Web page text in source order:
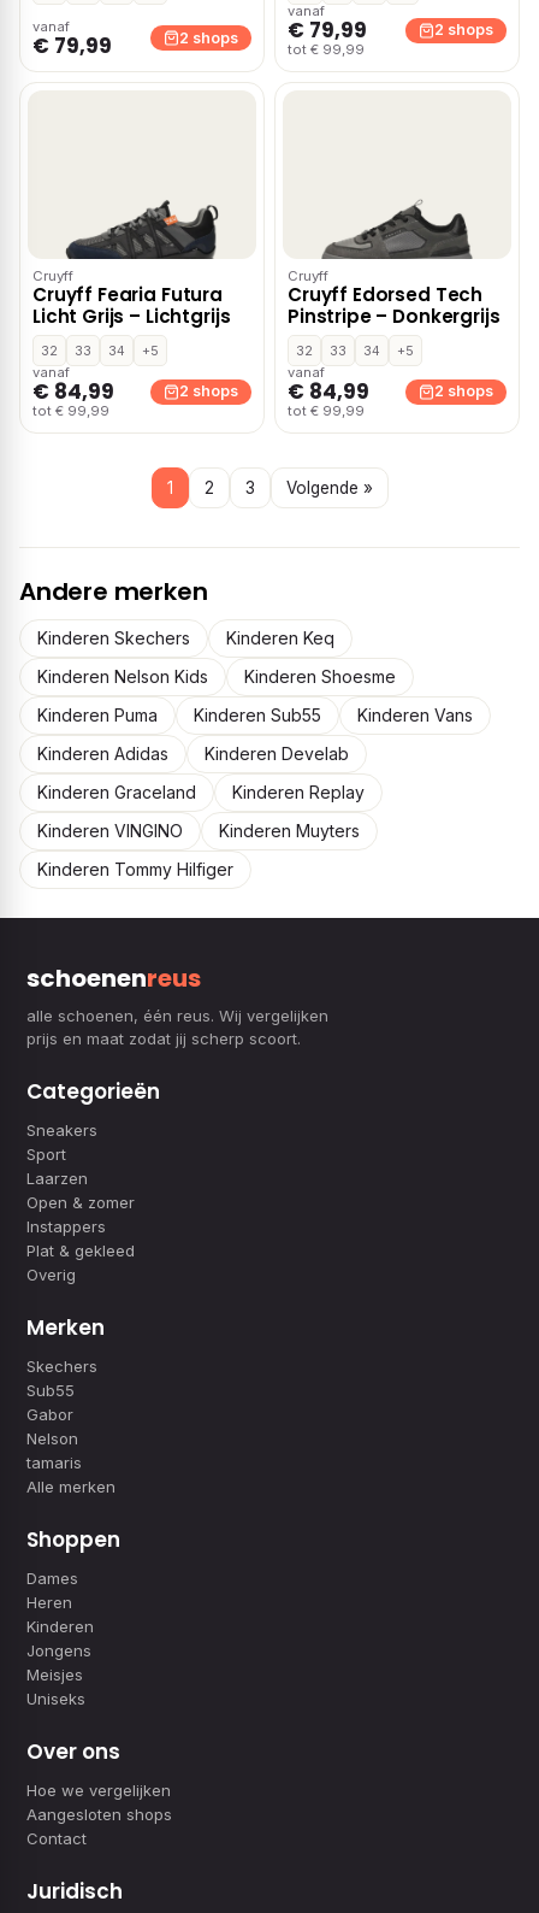
vanaf
€ 79,99 2 shops
vanaf
€ 79,99
tot € 99,99
2 shops
Cruyff
Cruyff Fearia Futura
Licht Grijs – Lichtgrijs
32 33 34
+5
vanaf
€ 84,99
tot € 99,99
2 shops
Cruyff
Cruyff Edorsed Tech
Pinstripe – Donkergrijs
32 33 34
+5
vanaf
€ 84,99
tot € 99,99
2 shops
1 2 3 Volgende »
Andere merken
Kinderen Skechers
Kinderen Keq
Kinderen Nelson Kids
Kinderen Shoesme
Kinderen Puma
Kinderen Sub55
Kinderen Vans
Kinderen Adidas
Kinderen Develab
Kinderen Graceland
Kinderen Replay
Kinderen VINGINO
Kinderen Muyters
Kinderen Tommy Hilfiger
schoenenreus
alle schoenen, één reus. Wij vergelijken
prijs en maat zodat jij scherp scoort.
Categorieën
Sneakers
Sport
Laarzen
Open & zomer
Instappers
Plat & gekleed
Overig
Merken
Skechers
Sub55
Gabor
Nelson
tamaris
Alle merken
Shoppen
Dames
Heren
Kinderen
Jongens
Meisjes
Uniseks
Over ons
Hoe we vergelijken
Aangesloten shops
Contact
Juridisch